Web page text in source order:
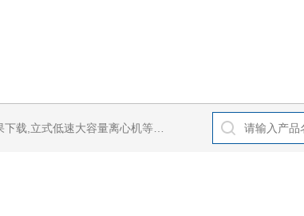
,立式低速大容量离心机等产品